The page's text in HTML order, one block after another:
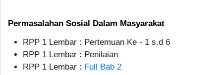
Permasalahan Sosial Dalam Masyarakat
RPP 1 Lembar : Pertemuan Ke - 1 s.d 6
RPP 1 Lembar : Penilaian
RPP 1 Lembar : Full Bab 2